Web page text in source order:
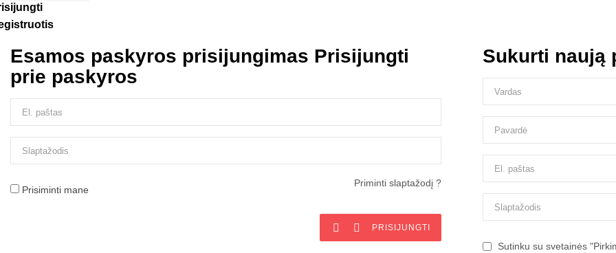
Esamos paskyros prisijungimas Prisijungti
prie paskyros
Prisiminti mane
Priminti slaptažodį ?
  PRISIJUNGTI
Sukurti naują
Sutinku su svetainės